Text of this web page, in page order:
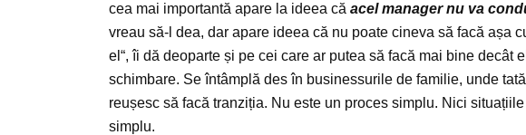
cea mai importantă apare la ideea că acel manager nu va
vreau să-l dea, dar apare ideea că nu poate cineva să facă așa
el“, îi dă deoparte și pe cei care ar putea să facă mai bine decât
schimbare. Se întâmplă des în businessurile de familie, unde
reușesc să facă tranziția. Nu este un proces simplu. Nici
simplu.